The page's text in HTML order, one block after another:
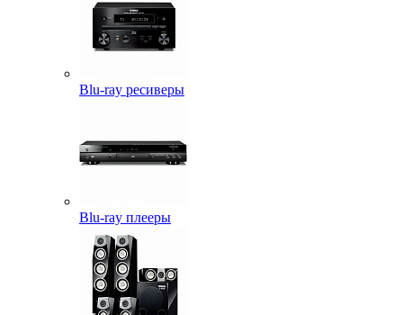
Blu-ray ресиверы
Blu-ray плееры